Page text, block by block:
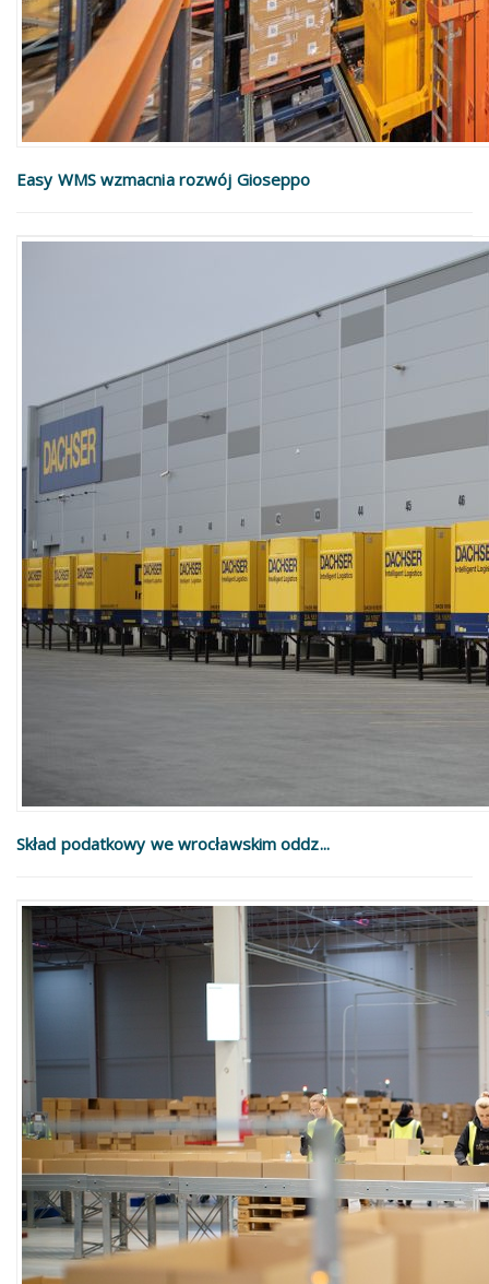
Easy WMS wzmacnia rozwój Gioseppo
Skład podatkowy we wrocławskim oddz...